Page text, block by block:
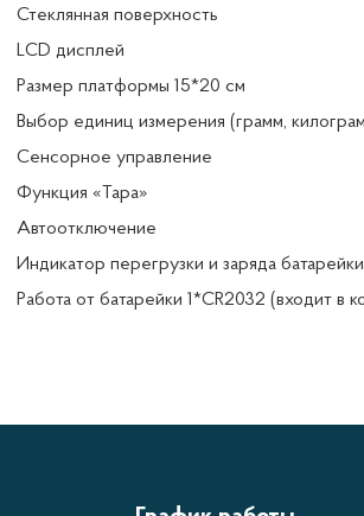
Стеклянная поверхность
LСD дисплей
Размер платформы 15*20 см
Выбор единиц измерения (грамм,
Сенсорное управление
Функция «Тара»
Автоотключение
Индикатор перегрузки и заряда батарейки
Работа от батарейки 1*CR2032 (входит в